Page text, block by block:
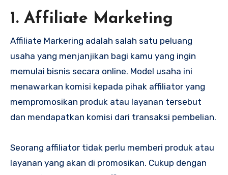
1. Affiliate Marketing
Affiliate Markering adalah salah satu peluang
usaha yang menjanjikan bagi kamu yang ingin
memulai bisnis secara online. Model usaha ini
menawarkan komisi kepada pihak affiliator yang
mempromosikan produk atau layanan tersebut
dan mendapatkan komisi dari transaksi pembelian.
Seorang affiliator tidak perlu memberi produk atau
layanan yang akan di promosikan. Cukup dengan